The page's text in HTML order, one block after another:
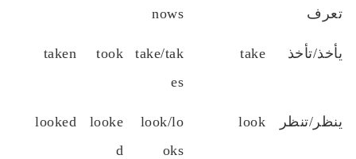
تعرف
nows
يأخذ/تأخذ take
take/tak
es
took
taken
ينظر/تنظر look
look/lo
oks
looke
d
looked